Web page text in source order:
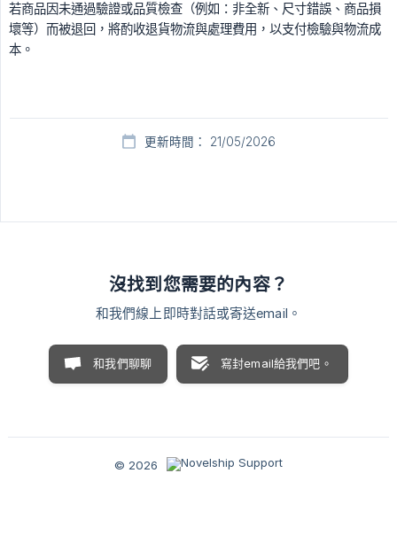
若商品因未通過驗證或品質檢查（例如：非全新、尺寸錯誤、商品損
壞等）而被退回，將酌收退貨物流與處理費用，以支付檢驗與物流成
本。
更新時間： 21/05/2026
沒找到您需要的內容？
和我們線上即時對話或寄送email。
和我們聊聊 寫封email給我們吧。
© 2026